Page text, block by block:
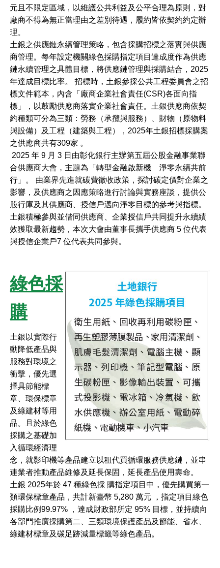
元且不限定區域，以維護公共利益及公平合理為原則，對
廠商不得為無正當理由之差別待遇，履約皆依契約約定辦
理。
土銀之供應鏈永續管理策略，包含採購招標之落實與供應
商管理。每年設定機關綠色採購指定項目達成度作為供應
鏈永續管理之具體目標，將供應鏈管理與採購結合，2025
年達成目標比率。 招標時，土銀參採公共工程委員會之招
標文件範本，內含「廠商企業社會責任(CSR)各面向指
標」，以鼓勵供應商落實企業社會責任。土銀供應商依契
約種類可分為三類：勞務（承攬與服務）、財物（原物料
與設備）及工程（建築與工程），2025年土銀招標採購案
之供應商共有309家 。
2025 年 9 月 3 日由彰化銀行主辦第五屆公股金融事業聯
合供應商大會，主題為「轉型金融啟新機 淨零永續共前
行」。 由業界先進就碳費徵收政策，探討碳定價對企業之
影響，及供應商之因應策略進行討論與實務座談，提供公
股行庫及其供應商、授信戶邁向淨零目標的參考與指標。
土銀積極參與並偕同供應商、企業授信戶共同提升永續績
效獲取最新趨勢，本次大會由董事長攜手供應商 5 位代表
與授信企業戶7 位代表共同參與。
綠色採
購
土銀以實際行
動降低產品與
服務對環境之
衝擊，優先選
擇具節能標
章、環保標章
及綠建材等用
品。且於綠色
採購之基礎加
入循環經濟理
念，就影印機等產品建立以租代買循環服務供應鏈，並串
連業者推動產品維修及延長保固，延長產品使用壽命。
土銀 2025年於 47 種綠色採 購指定項目中，優先購買第一
類環保標章產品，共計新臺幣 5,280 萬元 ，指定項目綠色
採購比例99.97% ，達成財政部所定 95% 目標，並持續向
各部門推廣採購第二、三類環境保護產品及節能、省水、
綠建材標章及碳足跡減量標籤等綠色產品。